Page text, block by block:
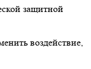
защитной
воздействие,